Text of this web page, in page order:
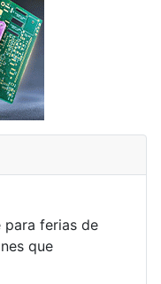
ferias de
que